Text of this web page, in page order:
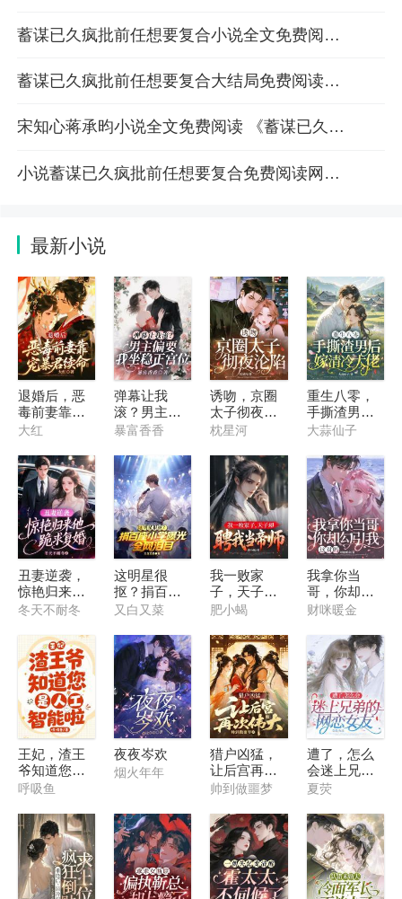
蓄谋已久疯批前任想要复合小说全文免费阅读第7章蒋二少好像不喜欢这位小舅妈
蓄谋已久疯批前任想要复合大结局免费阅读全文章节列表目录
宋知心蒋承昀小说全文免费阅读 《蓄谋已久疯批前任想要复合》章节目录
小说蓄谋已久疯批前任想要复合免费阅读网站精彩章节推荐
最新小说
退婚后，恶
毒前妻靠宠
暴君续命
大红
弹幕让我
滚？男主偏
要我坐稳正
暴富香香
诱吻，京圈
太子彻夜沦
陷
枕星河
重生八零，
手撕渣男后
嫁清冷大佬
大蒜仙子
丑妻逆袭，
惊艳归来他
跪求复婚
冬天不耐冬
这明星很
抠？捐百座
小学曝光，
又白又菜
我一败家
子，天子却
聘我当帝师
肥小蝎
我拿你当
哥，你却勾
引我，这对
财咪暖金
王妃，渣王
爷知道您是
人工智能啦
呼吸鱼
夜夜岑欢
烟火年年
猎户凶猛，
让后宫再次
伟大
帅到做噩梦
遭了，怎么
会迷上兄弟
的网恋女友
夏荧